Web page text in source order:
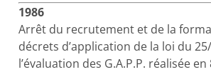
1986
Arrêt du recrutement et de la
décrets d’application de la loi du
l’évaluation des G.A.P.P. réalisée en